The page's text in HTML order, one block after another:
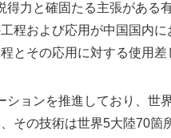
力と確固たる主張がある
程および応用が中国国内
とその応用に対する使用
ョンを推進しており、世
その技術は世界5大陸70